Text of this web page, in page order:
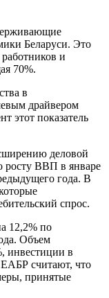
Беларуси. Это
и
70%.
в
драйвером
этот показатель
деловой
росту ВВП в январе
года. В
спрос.
12,2% по
Объем
инвестиции в
считают, что
принятые